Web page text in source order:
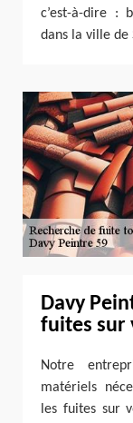
c’est-à-dire :
dans la ville de
Davy
fuites sur
Notre
matériels
les fuites sur